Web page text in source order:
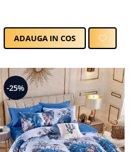
ADAUGA IN COS
-25%